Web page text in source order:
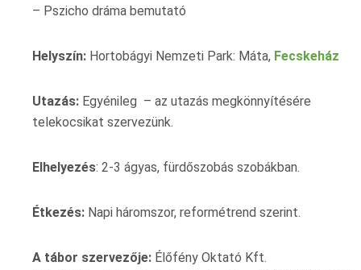
– Pszicho dráma bemutató
Helyszín: Hortobágyi Nemzeti Park: Máta, Fecskeház
Utazás: Egyénileg – az utazás megkönnyítésére
telekocsikat szervezünk.
Elhelyezés: 2-3 ágyas, fürdőszobás szobákban.
Étkezés: Napi háromszor, reformétrend szerint.
A tábor szervezője: Élőfény Oktató Kft.